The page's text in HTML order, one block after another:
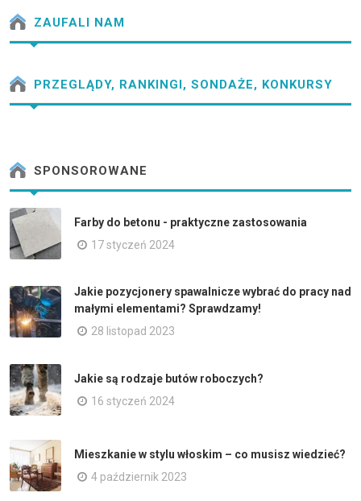
ZAUFALI NAM
PRZEGLĄDY, RANKINGI, SONDAŻE, KONKURSY
SPONSOROWANE
Farby do betonu - praktyczne zastosowania
17 styczeń 2024
Jakie pozycjonery spawalnicze wybrać do pracy nad
małymi elementami? Sprawdzamy!
28 listopad 2023
Jakie są rodzaje butów roboczych?
16 styczeń 2024
Mieszkanie w stylu włoskim – co musisz wiedzieć?
4 październik 2023